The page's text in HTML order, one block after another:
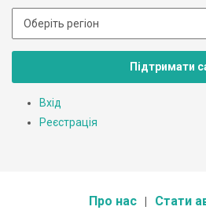
Підтримати
Вхід
Реєстрація
Про нас Стати